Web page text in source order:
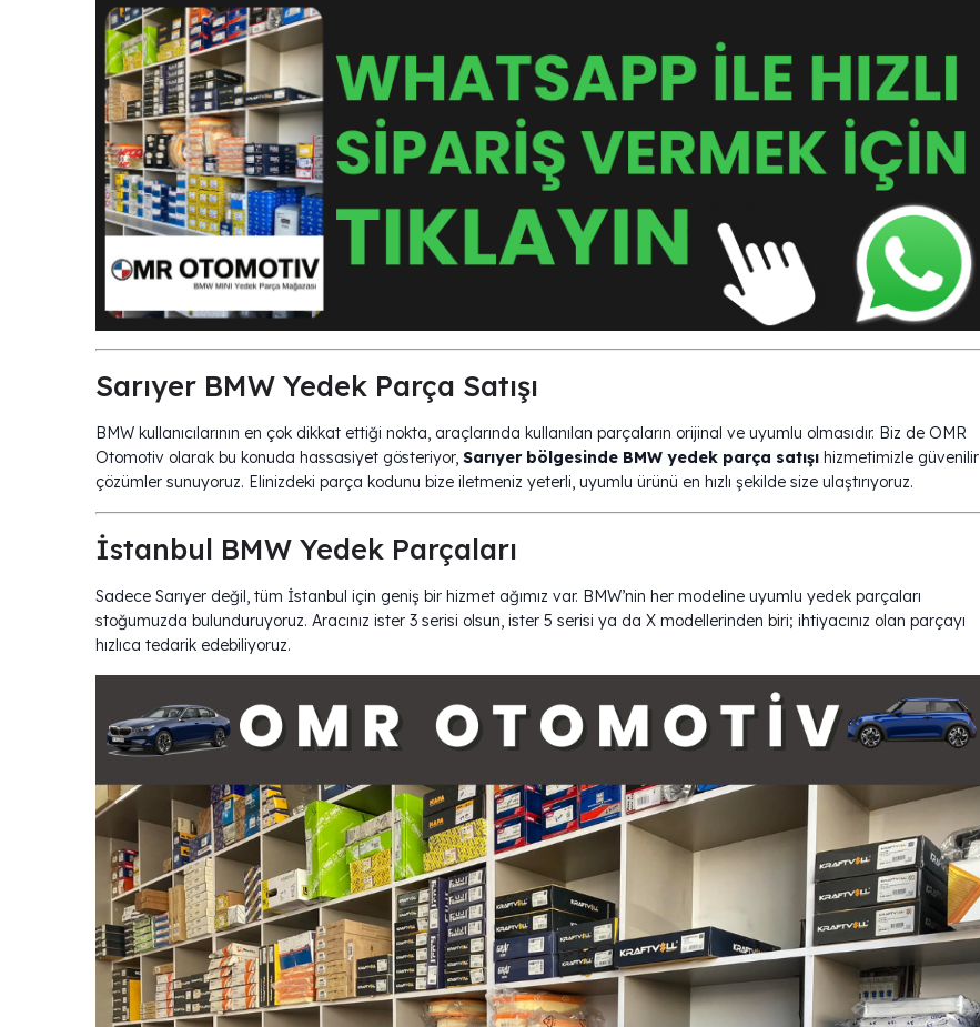
Sarıyer BMW Yedek Parça Satışı
BMW kullanıcılarının en çok dikkat ettiği nokta, araçlarında kullanılan parçaların orijinal ve uyumlu olmasıdır. Biz de OMR
Otomotiv olarak bu konuda hassasiyet gösteriyor, Sarıyer bölgesinde BMW yedek parça satışı hizmetimizle güvenilir
çözümler sunuyoruz. Elinizdeki parça kodunu bize iletmeniz yeterli, uyumlu ürünü en hızlı şekilde size ulaştırıyoruz.
İstanbul BMW Yedek Parçaları
Sadece Sarıyer değil, tüm İstanbul için geniş bir hizmet ağımız var. BMW’nin her modeline uyumlu yedek parçaları
stoğumuzda bulunduruyoruz. Aracınız ister 3 serisi olsun, ister 5 serisi ya da X modellerinden biri; ihtiyacınız olan parçayı
hızlıca tedarik edebiliyoruz.